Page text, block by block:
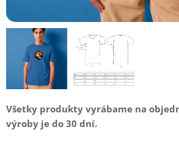
Všetky produkty vyrábame na
výroby je do 30 dní.